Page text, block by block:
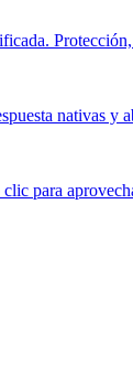
nativas y
para